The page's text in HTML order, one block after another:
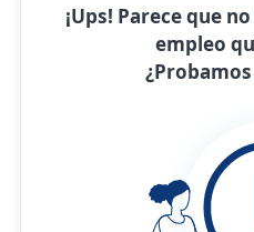
¡Ups! Parece que
empleo